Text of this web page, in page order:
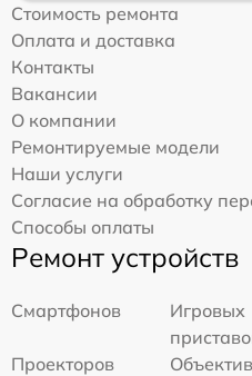
Стоимость ремонта
Оплата и доставка
Контакты
Вакансии
О компании
Ремонтируемые модели
Наши услуги
Согласие на обработку
Способы оплаты
Ремонт устройств
Смартфонов
Игровых
Проекторов